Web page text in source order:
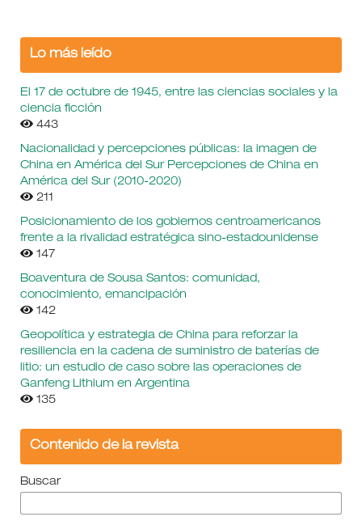
Lo más leído
El 17 de octubre de 1945, entre las ciencias sociales y la
ciencia ficción
443
Nacionalidad y percepciones públicas: la imagen de
China en América del Sur Percepciones de China en
América del Sur (2010-2020)
211
Posicionamiento de los gobiernos centroamericanos
frente a la rivalidad estratégica sino-estadounidense
147
Boaventura de Sousa Santos: comunidad,
conocimiento, emancipación
142
Geopolítica y estrategia de China para reforzar la
resiliencia en la cadena de suministro de baterías de
litio: un estudio de caso sobre las operaciones de
Ganfeng Lithium en Argentina
135
Contenido de la revista
Buscar